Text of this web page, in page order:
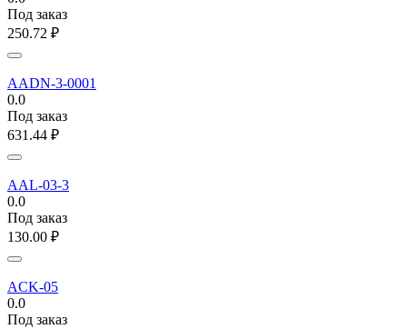
Под заказ
250.72 ₽
AADN-3-0001
0.0
Под заказ
631.44 ₽
AAL-03-3
0.0
Под заказ
130.00 ₽
ACK-05
0.0
Под заказ